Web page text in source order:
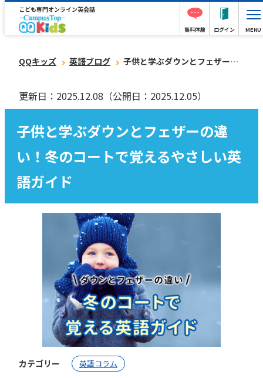
こども専門オンライン英会話
無料体験 ログイン MENU
QQキッズ 英語ブログ 子供と学ぶダウンとフェザーの違い！冬のコートで覚えるやさしい英語ガイド
更新日：2025.12.08 （公開日：2025.12.05）
子供と学ぶダウンとフェザーの違
い！冬のコートで覚えるやさしい英
語ガイド
カテゴリー 英語コラム